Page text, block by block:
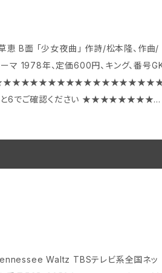
作曲/
5と6でご確認ください ★★★★★★★★★
テレビ系全国ネッ